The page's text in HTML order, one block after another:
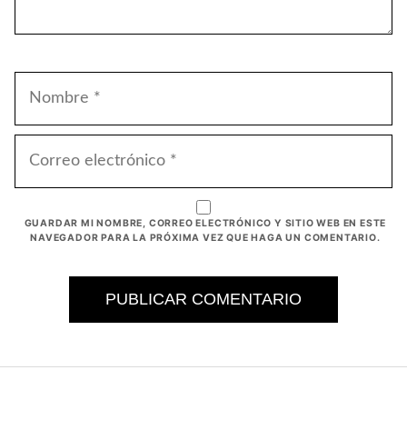
ELECTRÓNICO
GUARDAR MI NOMBRE, CORREO ELECTRÓNICO Y SITIO WEB EN ESTE
NAVEGADOR PARA LA PRÓXIMA VEZ QUE HAGA UN COMENTARIO.